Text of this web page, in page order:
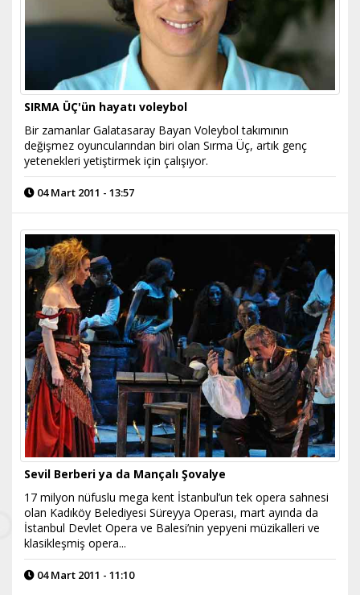
SIRMA ÜÇ'ün hayatı voleybol
Bir zamanlar Galatasaray Bayan Voleybol takımının
değişmez oyuncularından biri olan Sırma Üç, artık genç
yetenekleri yetiştirmek için çalışıyor.
04 Mart 2011 - 13:57
Sevil Berberi ya da Mançalı Şovalye
17 milyon nüfuslu mega kent İstanbul’un tek opera sahnesi
olan Kadıköy Belediyesi Süreyya Operası, mart ayında da
İstanbul Devlet Opera ve Balesi’nin yepyeni müzikalleri ve
klasikleşmiş opera...
04 Mart 2011 - 11:10